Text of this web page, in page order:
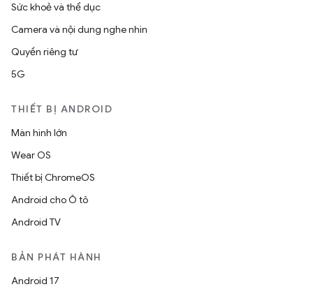
Sức khoẻ và thể dục
Camera và nội dung nghe nhìn
Quyền riêng tư
5G
THIẾT BỊ ANDROID
Màn hình lớn
Wear OS
Thiết bị ChromeOS
Android cho Ô tô
Android TV
BẢN PHÁT HÀNH
Android 17